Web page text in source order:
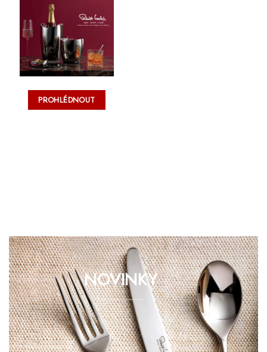
PROHLÉDNOUT
NOVINKY